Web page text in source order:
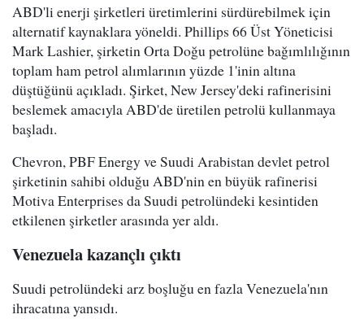
ABD'li enerji şirketleri üretimlerini sürdürebilmek için
alternatif kaynaklara yöneldi. Phillips 66 Üst Yöneticisi
Mark Lashier, şirketin Orta Doğu petrolüne bağımlılığının
toplam ham petrol alımlarının yüzde 1'inin altına
düştüğünü açıkladı. Şirket, New Jersey'deki rafinerisini
beslemek amacıyla ABD'de üretilen petrolü kullanmaya
başladı.
Chevron, PBF Energy ve Suudi Arabistan devlet petrol
şirketinin sahibi olduğu ABD'nin en büyük rafinerisi
Motiva Enterprises da Suudi petrolündeki kesintiden
etkilenen şirketler arasında yer aldı.
Venezuela kazançlı çıktı
Suudi petrolündeki arz boşluğu en fazla Venezuela'nın
ihracatına yansıdı.